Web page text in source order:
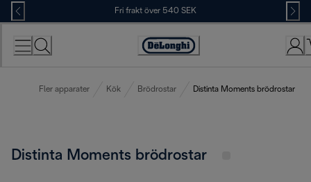
Skip
to
Content
Fri frakt över 540 SEK
Accessibility
Fler apparater Kök Brödrostar Distinta Moments brödrostar
Distinta Moments brödrostar